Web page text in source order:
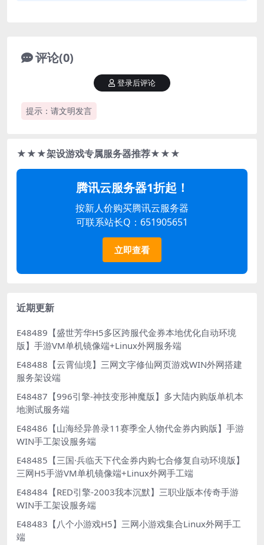
评论(0)
提示：请文明发言
登录后评论
★★★架设游戏专属服务器推荐★★★
腾讯云服务器1折起！
按新人价购买腾讯云服务器
可联系站长Q：651905651
立即查看
近期更新
E48489【盛世芳华H5多区跨服代金券本地优化自动环境
版】手游VM单机镜像端+Linux外网服务端
E48488【云霄仙境】三网文字修仙网页游戏WIN外网搭建
服务架设端
E48487【996引擎-神技变形神魔版】多大陆内购版单机本
地测试服务端
E48486【山海经异兽录11赛季全人物代金券内购版】手游
WIN手工架设服务端
E48485【三国·兵临天下代金券内购七合修复自动环境版】
三网H5手游VM单机镜像端+Linux外网手工端
E48484【RED引擎-2003我本沉默】三职业版本传奇手游
WIN手工架设服务端
E48483【八个小游戏H5】三网小游戏集合Linux外网手工
端